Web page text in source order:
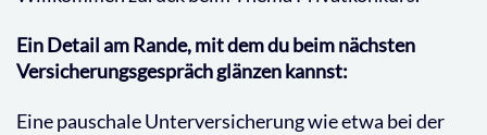
Ein Detail am Rande, mit dem du beim nächsten
Versicherungsgespräch glänzen kannst:
Eine pauschale Unterversicherung wie etwa bei der